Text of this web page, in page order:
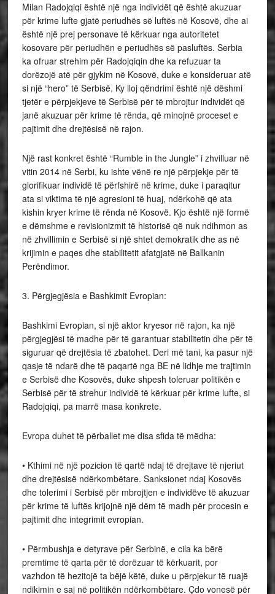
Milan Radojqiqi është një nga individët që është akuzuar
për krime lufte gjatë periudhës së luftës në Kosovë, dhe ai
është një prej personave të kërkuar nga autoritetet
kosovare për periudhën e periudhës së pasluftës. Serbia
ka ofruar strehim për Radojqiqin dhe ka refuzuar ta
dorëzojë atë për gjykim në Kosovë, duke e konsideruar atë
si një “hero” të Serbisë. Ky lloj qëndrimi është një dëshmi
tjetër e përpjekjeve të Serbisë për të mbrojtur individët që
janë akuzuar për krime të rënda, që minojnë proceset e
pajtimit dhe drejtësisë në rajon.
Një rast konkret është “Rumble in the Jungle” i zhvilluar në
vitin 2014 në Serbi, ku ishte vënë re një përpjekje për të
glorifikuar individë të përfshirë në krime, duke i paraqitur
ata si viktima të një agresioni të huaj, ndërkohë që ata
kishin kryer krime të rënda në Kosovë. Kjo është një formë
e dëmshme e revisionizmit të historisë që nuk ndihmon as
në zhvillimin e Serbisë si një shtet demokratik dhe as në
krijimin e paqes dhe stabilitetit afatgjatë në Ballkanin
Perëndimor.
3. Përgjegjësia e Bashkimit Evropian:
Bashkimi Evropian, si një aktor kryesor në rajon, ka një
përgjegjësi të madhe për të garantuar stabilitetin dhe për të
siguruar që drejtësia të zbatohet. Deri më tani, ka pasur një
qasje të ndarë dhe të paqartë nga BE në lidhje me trajtimin
e Serbisë dhe Kosovës, duke shpesh toleruar politikën e
Serbisë për të strehur individë të kërkuar për krime lufte, si
Radojqiqi, pa marrë masa konkrete.
Evropa duhet të përballet me disa sfida të mëdha:
• Kthimi në një pozicion të qartë ndaj të drejtave të njeriut
dhe drejtësisë ndërkombëtare. Sanksionet ndaj Kosovës
dhe tolerimi i Serbisë për mbrojtjen e individëve të akuzuar
për krime të luftës krijojnë një dëm të madh për procesin e
pajtimit dhe integrimit evropian.
• Përmbushja e detyrave për Serbinë, e cila ka bërë
premtime të qarta për të dorëzuar të kërkuarit, por
vazhdon të hezitojë ta bëjë këtë, duke u përpjekur të ruajë
ndikimin e saj në politikën ndërkombëtare. Çdo vonesë për